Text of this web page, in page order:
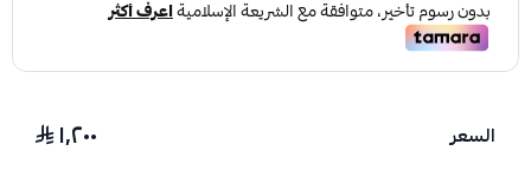
السعر ١٬٢٠٠